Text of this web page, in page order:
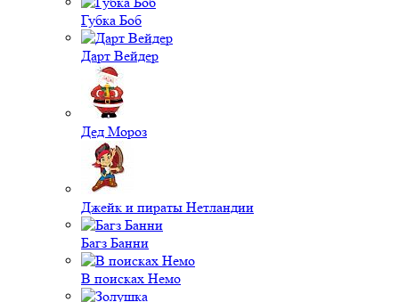
Губка Боб
Дарт Вейдер
Дед Мороз
Джейк и пираты Нетландии
Багз Банни
В поисках Немо